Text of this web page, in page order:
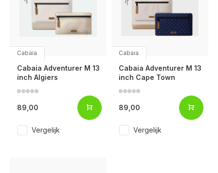
Cabaia
Cabaia Adventurer M 13
inch Algiers
89,00
Vergelijk
Cabaia
Cabaia Adventurer M 13
inch Cape Town
89,00
Vergelijk